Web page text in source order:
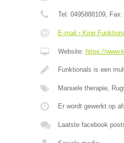
Tel: 0495888109, Fax:
E-mail › Kine
Website: https://
Funktionals is een
Manuele therapie,
Er wordt gewerkt op
Laatste facebook